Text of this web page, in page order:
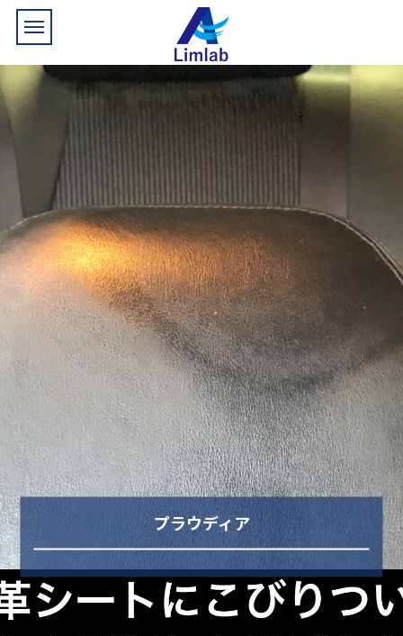
プラウディア